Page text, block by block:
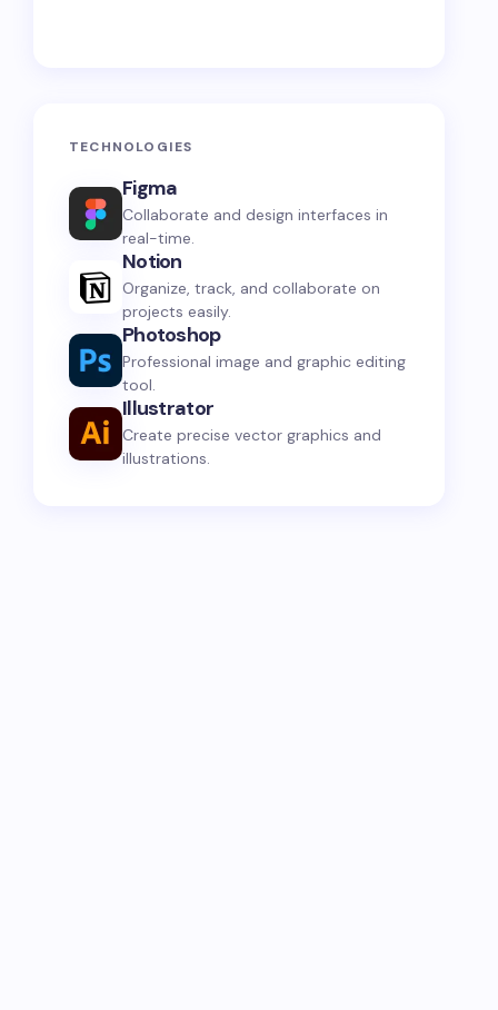
TECHNOLOGIES
Figma
Collaborate and design interfaces in
real-time.
Notion
Organize, track, and collaborate on
projects easily.
Photoshop
Professional image and graphic editing
tool.
Illustrator
Create precise vector graphics and
illustrations.